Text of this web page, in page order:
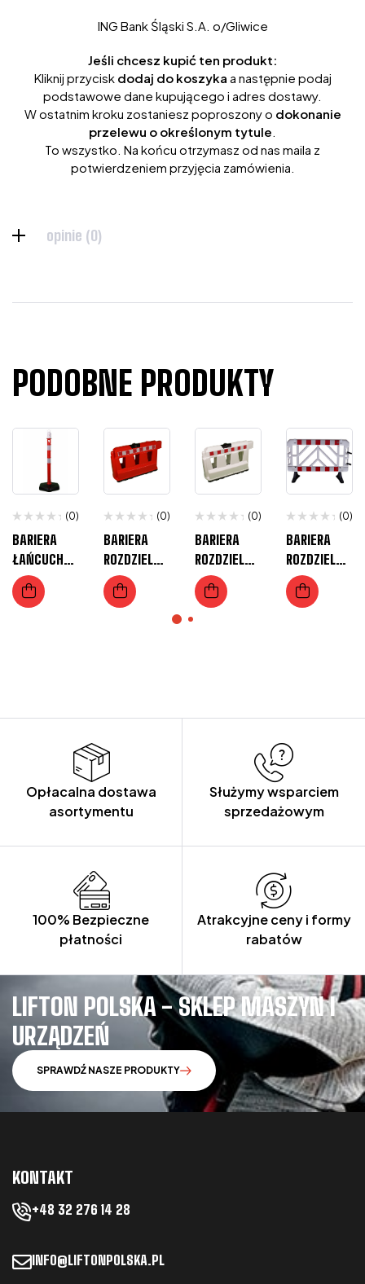
ING Bank Śląski S.A. o/Gliwice
Jeśli chcesz kupić ten produkt:
Kliknij przycisk dodaj do koszyka a następnie podaj
podstawowe dane kupującego i adres dostawy.
W ostatnim kroku zostaniesz poproszony o dokonanie
przelewu o określonym tytule.
To wszystko. Na końcu otrzymasz od nas maila z
potwierdzeniem przyjęcia zamówienia.
opinie (0)
PODOBNE PRODUKTY
(0)
BARIERA
ŁAŃCUCHO
WA
„MULTIMAX
(0)
BARIERA
ROZDZIELAJ
ĄCA RA2
TEMKA
(0)
BARIERA
ROZDZIELAJ
ĄCA RA2
TEMKA
(0)
BARIERA
ROZDZIELAJ
ĄCA BIAŁA
TEMKA
Opłacalna dostawa
asortymentu
Służymy wsparciem
sprzedażowym
100% Bezpieczne
płatności
Atrakcyjne ceny i formy
rabatów
LIFTON POLSKA - SKLEP MASZYN I
URZĄDZEŃ
SPRAWDŹ NASZE PRODUKTY
KONTAKT
+48 32 276 14 28
INFO@LIFTONPOLSKA.PL